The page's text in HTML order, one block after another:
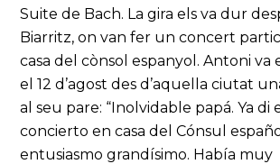
Suite de Bach. La gira els va dur
Biarritz, on van fer un concert
casa del cònsol espanyol. Antoni va
el 12 d’agost des d’aquella ciutat
al seu pare: “Inolvidable papá. Ya di
concierto en casa del Cónsul
entusiasmo grandísimo. Había muy